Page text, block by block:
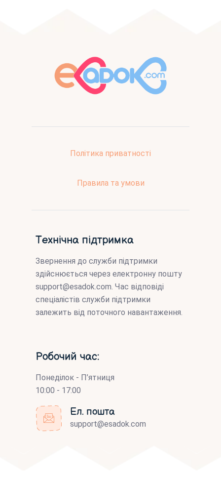
Політика приватності
Правила та умови
Технічна підтримка
Звернення до служби підтримки
здійснюється через електронну пошту
support@esadok.com. Час відповіді
спеціалістів служби підтримки
залежить від поточного навантаження.
Робочий час:
Понеділок - П’ятниця
10:00 - 17:00
Ел. пошта
support@esadok.com